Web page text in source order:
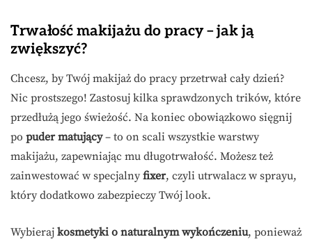
Trwałość makijażu do pracy – jak ją
zwiększyć?
Chcesz, by Twój makijaż do pracy przetrwał cały dzień?
Nic prostszego! Zastosuj kilka sprawdzonych trików, które
przedłużą jego świeżość. Na koniec obowiązkowo sięgnij
po puder matujący– to on scali wszystkie warstwy
makijażu, zapewniając mu długotrwałość. Możesz też
zainwestować w specjalny fixer, czyli utrwalacz w sprayu,
który dodatkowo zabezpieczy Twój look.
Wybieraj kosmetyki o naturalnym wykończeniu, ponieważ